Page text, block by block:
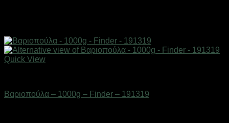
Quick View
Βαριοπούλα – 1000g – Finder – 191319